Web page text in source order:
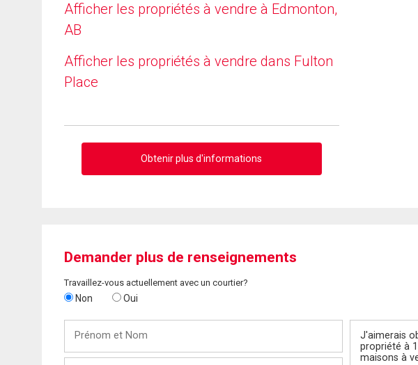
Afficher les propriétés à vendre à Edmonton,
AB
Afficher les propriétés à vendre dans Fulton
Place
Obtenir plus d'informations
Demander plus de renseignements
Travaillez-vous actuellement avec un courtier?
Non Oui
Nom